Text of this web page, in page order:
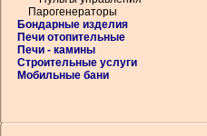
Парогенераторы
Бондарные изделия
Печи отопительные
Печи - камины
Строительные услуги
Мобильные бани